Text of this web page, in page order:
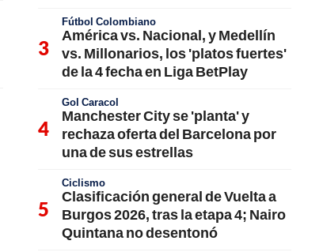
Fútbol Colombiano
América vs. Nacional, y Medellín
vs. Millonarios, los 'platos fuertes'
de la 4 fecha en Liga BetPlay
Gol Caracol
Manchester City se 'planta' y
rechaza oferta del Barcelona por
una de sus estrellas
Ciclismo
Clasificación general de Vuelta a
Burgos 2026, tras la etapa 4; Nairo
Quintana no desentonó